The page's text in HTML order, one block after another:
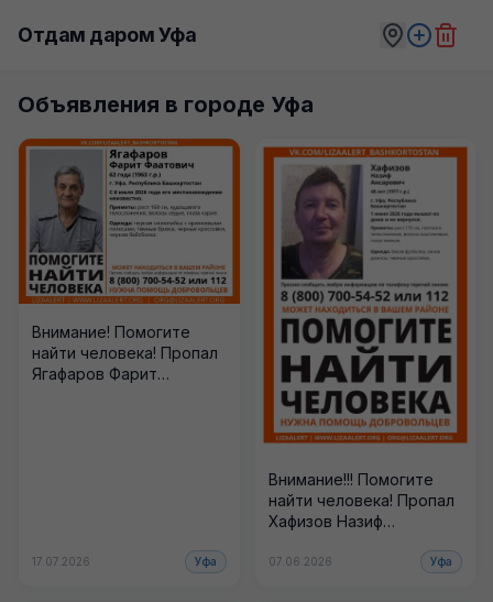
Отдам даром Уфа
Объявления в городе Уфа
Внимание! Помогите
найти человека! Пропал
Ягафаров Фарит
17.07.2026 Уфа
Внимание!!! Помогите
найти человека! Пропал
Хафизов Назиф
Уфа, Республика
07.06.2026 Уфа